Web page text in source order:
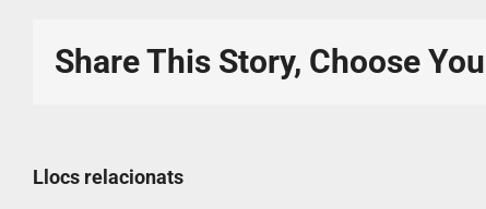
Share This Story, Choose
Llocs relacionats